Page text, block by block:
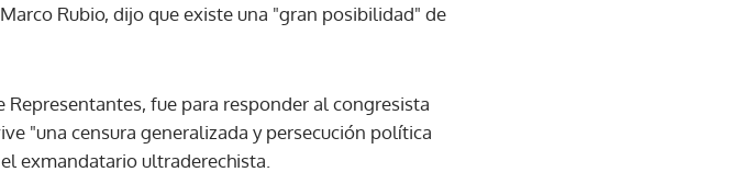
Rubio, dijo que existe una "gran posibilidad" de
fue para responder al congresista
"una censura generalizada y persecución política
exmandatario ultraderechista.